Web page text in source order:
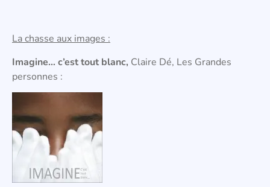
La chasse aux images :
Imagine… c’est tout blanc, Claire Dé, Les Grandes
personnes :